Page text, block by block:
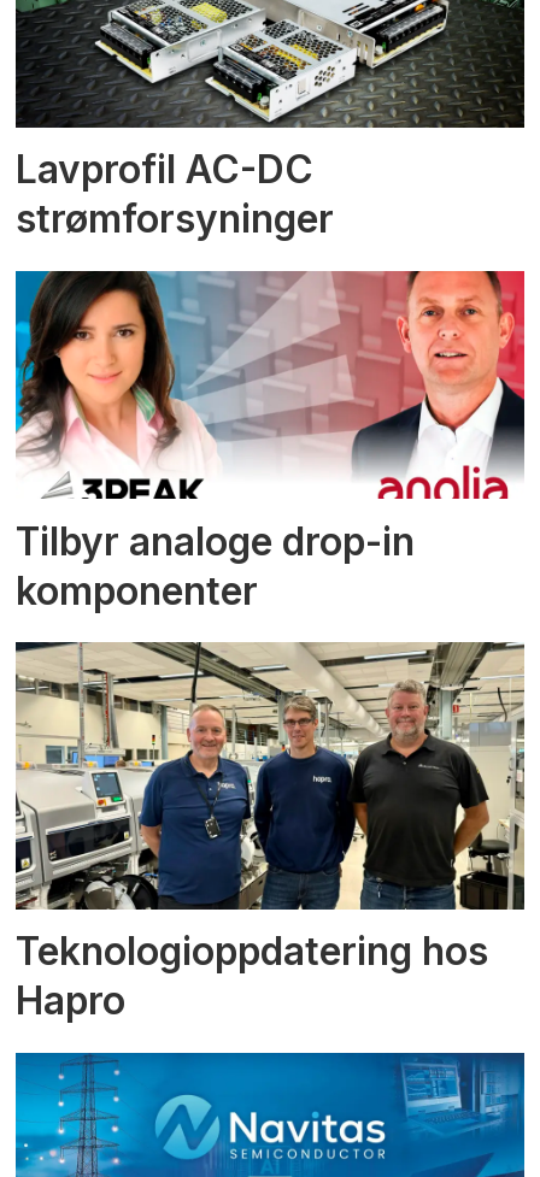
Lavprofil AC-DC
strømforsyninger
Tilbyr analoge drop-in
komponenter
Teknologioppdatering hos
Hapro